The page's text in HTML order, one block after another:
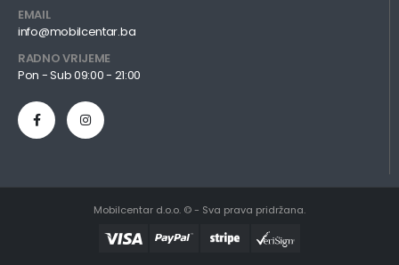
EMAIL
info@mobilcentar.ba
RADNO VRIJEME
Pon - Sub 09:00 - 21:00
Mobilcentar d.o.o. © - Sva prava pridržana.